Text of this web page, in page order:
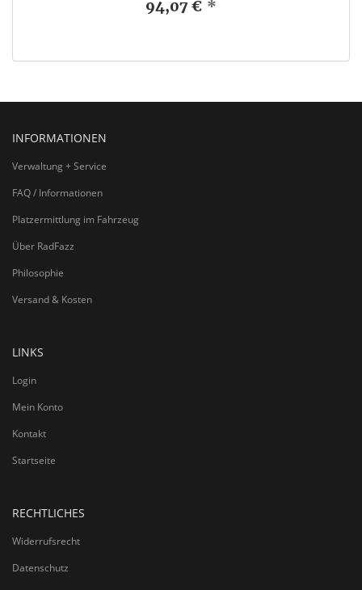
94,07 € *
INFORMATIONEN
Verwaltung + Service
FAQ / Informationen
Platzermittlung im Fahrzeug
Über RadFazz
Philosophie
Versand & Kosten
LINKS
Login
Mein Konto
Kontakt
Startseite
RECHTLICHES
Widerrufsrecht
Datenschutz